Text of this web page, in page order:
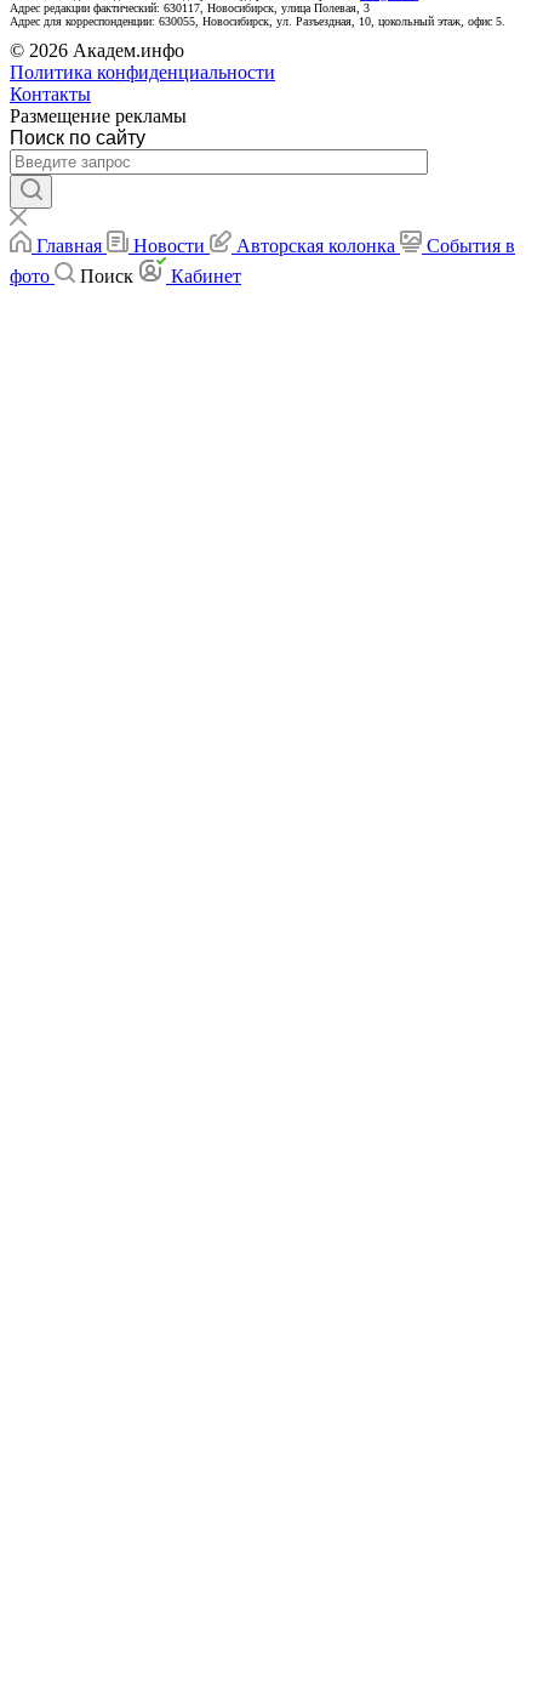
Адрес редакции фактический: 630117, Новосибирск, улица Полевая, 3
Адрес для корреспонденции: 630055, Новосибирск, ул. Разъездная, 10, цокольный этаж, офис 5.
© 2026 Академ.инфо
Политика конфиденциальности
Контакты
Размещение рекламы
Поиск по сайту
Главная Новости Авторская колонка
События в
фото
Поиск Кабинет